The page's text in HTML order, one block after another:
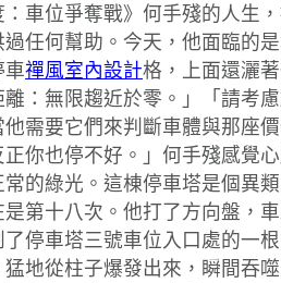
車位爭奪戰》何手殘的人生
任何幫助。今天，他面臨的
車禪風室內設計格，上面還灑
：無限趨近於零。」「請考
需要它們來判斷車體與那座
你也停不好。」何手殘感覺
的綠光。這棟停車塔是個異
第十八次。他打了方向盤，
停車塔三號車位入口處的一
地從柱子爆發出來，瞬間吞